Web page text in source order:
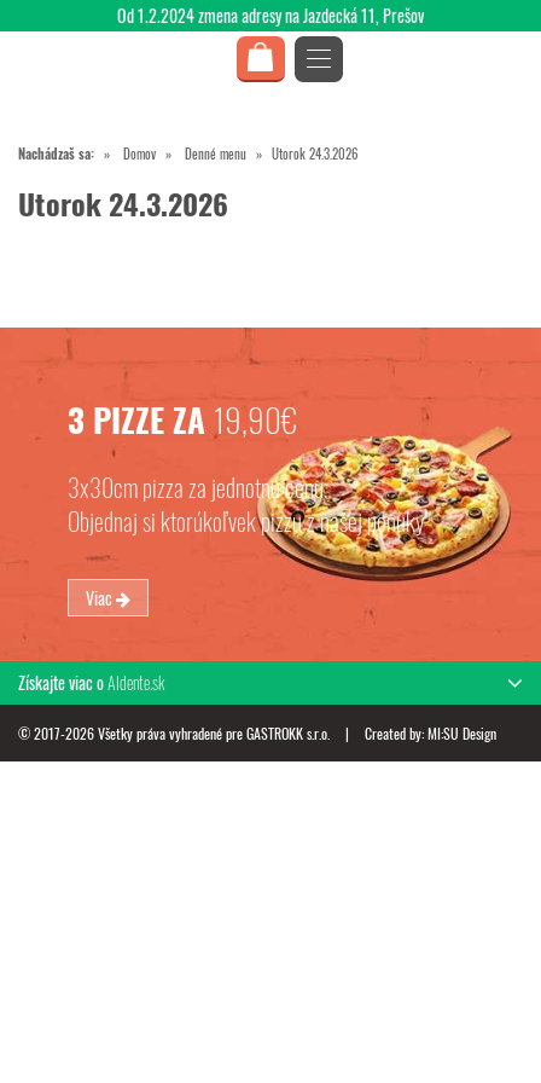
Nachádzaš sa: Domov Denné menu Utorok 24.3.2026
Utorok 24.3.2026
3 PIZZE ZA 19,90€
3x30cm pizza za jednotnú cenu.
Objednaj si ktorúkoľvek pizzu z našej ponuky
Viac
Získajte viac oAldente.sk
© 2017-2026 Všetky práva vyhradené pre GASTROKK s.r.o. | Created by:MI:SU Design
Od 1.2.2024 zmena adresy na Jazdecká 11, Prešov